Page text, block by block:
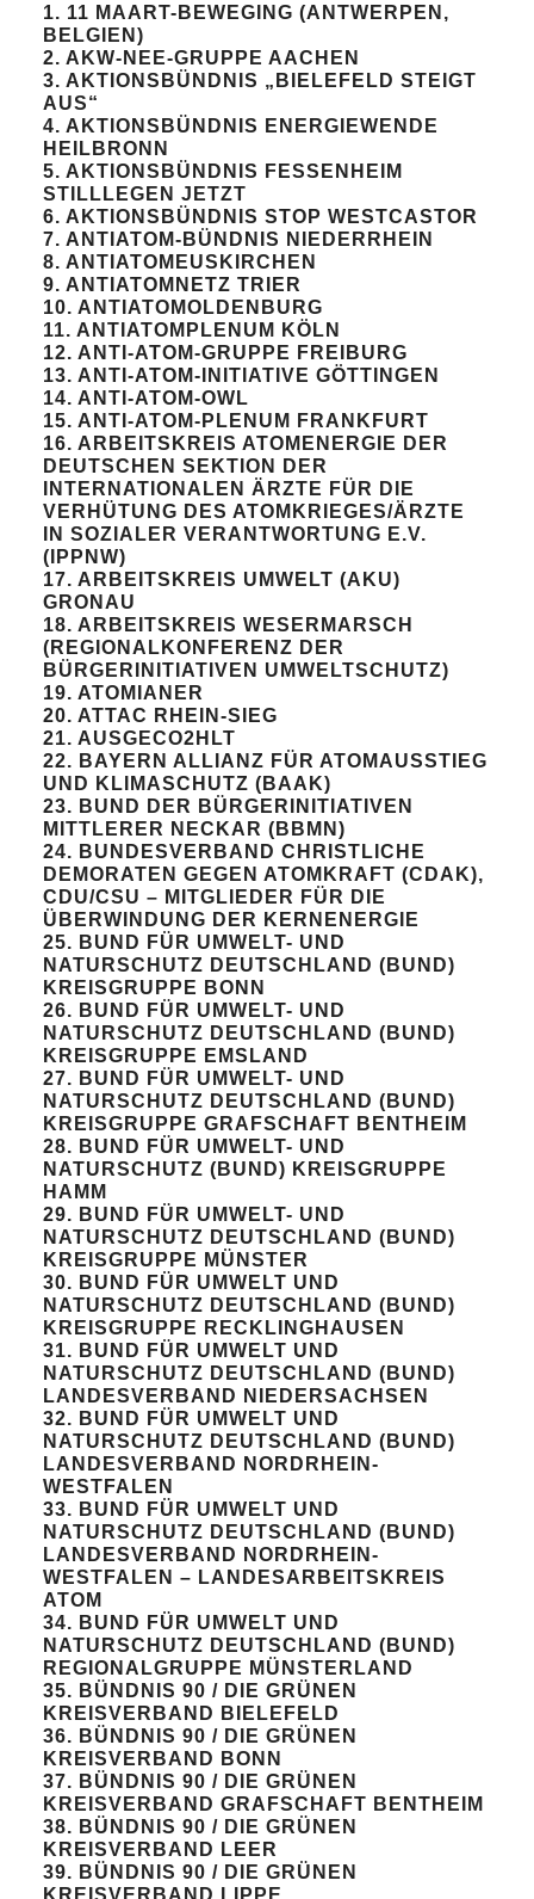
1. 11 MAART-BEWEGING (ANTWERPEN,
BELGIEN)
2. AKW-NEE-GRUPPE AACHEN
3. AKTIONSBÜNDNIS „BIELEFELD STEIGT
AUS“
4. AKTIONSBÜNDNIS ENERGIEWENDE
HEILBRONN
5. AKTIONSBÜNDNIS FESSENHEIM
STILLLEGEN JETZT
6. AKTIONSBÜNDNIS STOP WESTCASTOR
7. ANTIATOM-BÜNDNIS NIEDERRHEIN
8. ANTIATOMEUSKIRCHEN
9. ANTIATOMNETZ TRIER
10. ANTIATOMOLDENBURG
11. ANTIATOMPLENUM KÖLN
12. ANTI-ATOM-GRUPPE FREIBURG
13. ANTI-ATOM-INITIATIVE GÖTTINGEN
14. ANTI-ATOM-OWL
15. ANTI-ATOM-PLENUM FRANKFURT
16. ARBEITSKREIS ATOMENERGIE DER
DEUTSCHEN SEKTION DER
INTERNATIONALEN ÄRZTE FÜR DIE
VERHÜTUNG DES ATOMKRIEGES/ÄRZTE
IN SOZIALER VERANTWORTUNG E.V.
(IPPNW)
17. ARBEITSKREIS UMWELT (AKU)
GRONAU
18. ARBEITSKREIS WESERMARSCH
(REGIONALKONFERENZ DER
BÜRGERINITIATIVEN UMWELTSCHUTZ)
19. ATOMIANER
20. ATTAC RHEIN-SIEG
21. AUSGECO2HLT
22. BAYERN ALLIANZ FÜR ATOMAUSSTIEG
UND KLIMASCHUTZ (BAAK)
23. BUND DER BÜRGERINITIATIVEN
MITTLERER NECKAR (BBMN)
24. BUNDESVERBAND CHRISTLICHE
DEMORATEN GEGEN ATOMKRAFT (CDAK),
CDU/CSU – MITGLIEDER FÜR DIE
ÜBERWINDUNG DER KERNENERGIE
25. BUND FÜR UMWELT- UND
NATURSCHUTZ DEUTSCHLAND (BUND)
KREISGRUPPE BONN
26. BUND FÜR UMWELT- UND
NATURSCHUTZ DEUTSCHLAND (BUND)
KREISGRUPPE EMSLAND
27. BUND FÜR UMWELT- UND
NATURSCHUTZ DEUTSCHLAND (BUND)
KREISGRUPPE GRAFSCHAFT BENTHEIM
28. BUND FÜR UMWELT- UND
NATURSCHUTZ (BUND) KREISGRUPPE
HAMM
29. BUND FÜR UMWELT- UND
NATURSCHUTZ DEUTSCHLAND (BUND)
KREISGRUPPE MÜNSTER
30. BUND FÜR UMWELT UND
NATURSCHUTZ DEUTSCHLAND (BUND)
KREISGRUPPE RECKLINGHAUSEN
31. BUND FÜR UMWELT UND
NATURSCHUTZ DEUTSCHLAND (BUND)
LANDESVERBAND NIEDERSACHSEN
32. BUND FÜR UMWELT UND
NATURSCHUTZ DEUTSCHLAND (BUND)
LANDESVERBAND NORDRHEIN-
WESTFALEN
33. BUND FÜR UMWELT UND
NATURSCHUTZ DEUTSCHLAND (BUND)
LANDESVERBAND NORDRHEIN-
WESTFALEN – LANDESARBEITSKREIS
ATOM
34. BUND FÜR UMWELT UND
NATURSCHUTZ DEUTSCHLAND (BUND)
REGIONALGRUPPE MÜNSTERLAND
35. BÜNDNIS 90 / DIE GRÜNEN
KREISVERBAND BIELEFELD
36. BÜNDNIS 90 / DIE GRÜNEN
KREISVERBAND BONN
37. BÜNDNIS 90 / DIE GRÜNEN
KREISVERBAND GRAFSCHAFT BENTHEIM
38. BÜNDNIS 90 / DIE GRÜNEN
KREISVERBAND LEER
39. BÜNDNIS 90 / DIE GRÜNEN
KREISVERBAND LIPPE